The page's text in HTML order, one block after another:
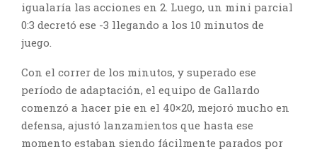
igualaría las acciones en 2. Luego, un mini parcial
0:3 decretó ese -3 llegando a los 10 minutos de
juego.
Con el correr de los minutos, y superado ese
período de adaptación, el equipo de Gallardo
comenzó a hacer pie en el 40×20, mejoró mucho en
defensa, ajustó lanzamientos que hasta ese
momento estaban siendo fácilmente parados por